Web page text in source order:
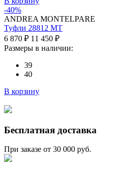
-40%
ANDREA MONTELPARE
Туфли 28812 MT
6 870 ₽ 11 450 ₽
Размеры в наличии:
39
40
В корзину
Бесплатная доставка
При заказе от 30 000 руб.